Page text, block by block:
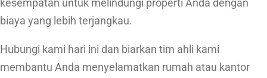
kesempatan untuk melindungi properti Anda dengan
biaya yang lebih terjangkau.
Hubungi kami hari ini dan biarkan tim ahli kami
membantu Anda menyelamatkan rumah atau kantor